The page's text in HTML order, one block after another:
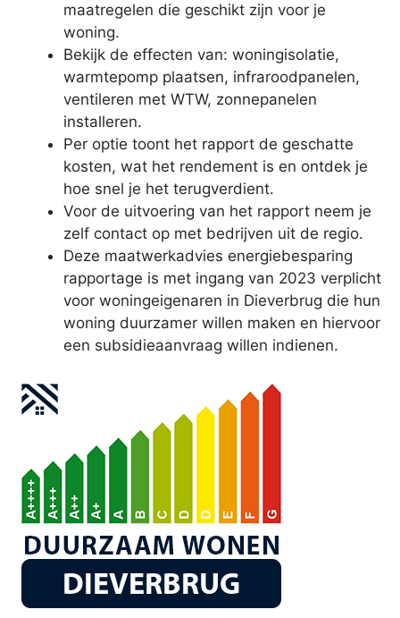
maatregelen die geschikt zijn voor je
woning.
Bekijk de effecten van: woningisolatie,
warmtepomp plaatsen, infraroodpanelen,
ventileren met WTW, zonnepanelen
installeren.
Per optie toont het rapport de geschatte
kosten, wat het rendement is en ontdek je
hoe snel je het terugverdient.
Voor de uitvoering van het rapport neem je
zelf contact op met bedrijven uit de regio.
Deze maatwerkadvies energiebesparing
rapportage is met ingang van 2023 verplicht
voor woningeigenaren in Dieverbrug die hun
woning duurzamer willen maken en hiervoor
een subsidieaanvraag willen indienen.